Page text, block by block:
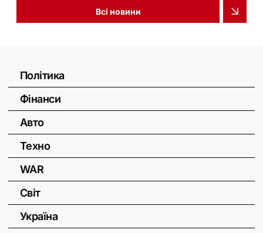
Всі новини
Політика
Фінанси
Авто
Техно
WAR
Світ
Україна